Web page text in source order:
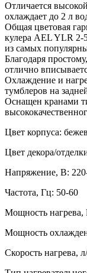
Отличается
охлаждает до 2 л
Общая цветовая
кулера AEL YLR 2-
из самых
Благодаря
отлично
Охлаждение и
тумблеров на
Оснащен кранами
Цвет корпуса:
Цвет декора/
Напряжение, В:
Частота, Гц: 50-60
Мощность нагрева,
Мощность
Скорость нагрева,